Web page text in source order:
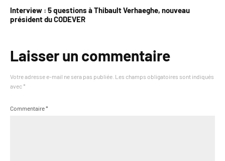
Interview : 5 questions à Thibault Verhaeghe, nouveau
président du CODEVER
Laisser un commentaire
Votre adresse e-mail ne sera pas publiée. Les champs obligatoires sont indiqués
avec *
Commentaire*